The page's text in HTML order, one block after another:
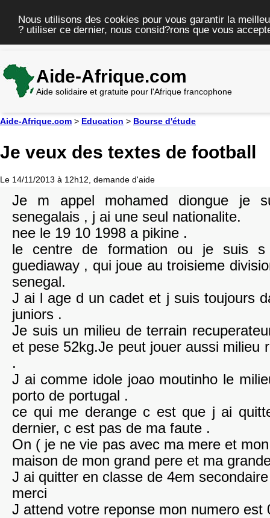
Nous utilisons des cookies pour vous garantir la
? utiliser ce dernier, nous consid?rons que vous
Aide-Afrique.com
Aide solidaire et gratuite pour l'Afrique francophone
Aide-Afrique.com > Education > Bourse d'étude
Je veux des textes de football
Le 14/11/2013 à 12h12, demande d'aide
Je m appel mohamed diongue je
senegalais , j ai une seul nationalite.
nee le 19 10 1998 a pikine .
le centre de formation ou je suis s
guediaway , qui joue au troisieme
senegal.
J ai l age d un cadet et j suis toujours
juniors .
Je suis un milieu de terrain
et pese 52kg.Je peut jouer aussi milieu
.
J ai comme idole joao moutinho le
porto de portugal .
ce qui me derange c est que j ai
dernier, c est pas de ma faute .
On ( je ne vie pas avec ma mere et
maison de mon grand pere et ma
J ai quitter en classe de 4em
merci
J attend votre reponse mon numero est